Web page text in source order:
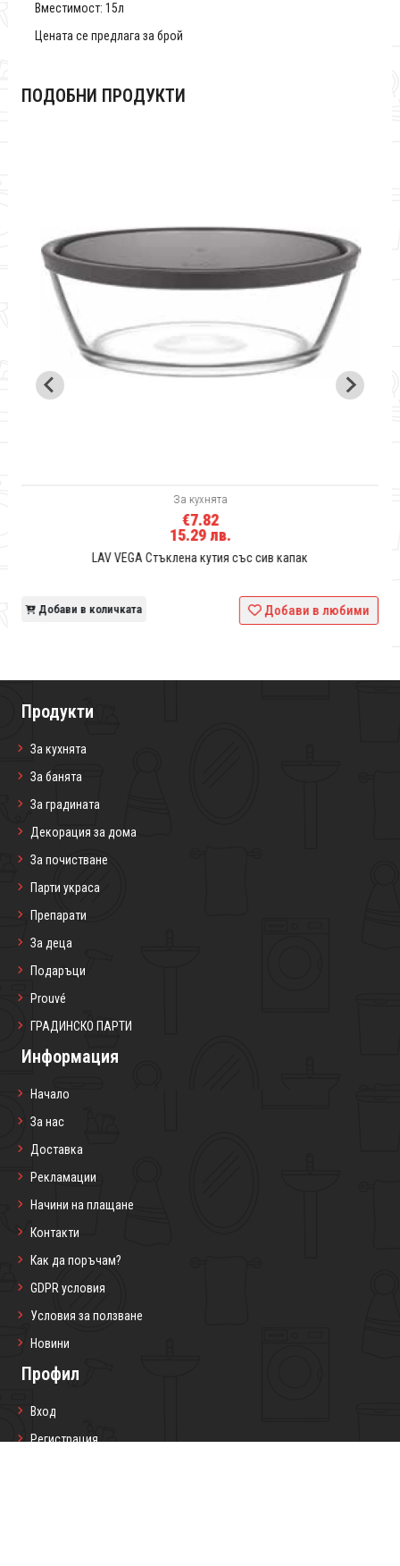
Вместимост: 15л
Цената се предлага за брой
ПОДОБНИ ПРОДУКТИ
За кухнята
€7.82
15.29 лв.
LAV VEGA Стъклена кутия със сив капак
Добави в количката Добави в любими
Продукти
За кухнята
За банята
За градината
Декорация за дома
За почистване
Парти украса
Препарати
За деца
Подаръци
Prouvé
ГРАДИНСКО ПАРТИ
Информация
Начало
За нас
Доставка
Рекламации
Начини на плащане
Контакти
Как да поръчам?
GDPR условия
Условия за ползване
Новини
Профил
Вход
Регистрация